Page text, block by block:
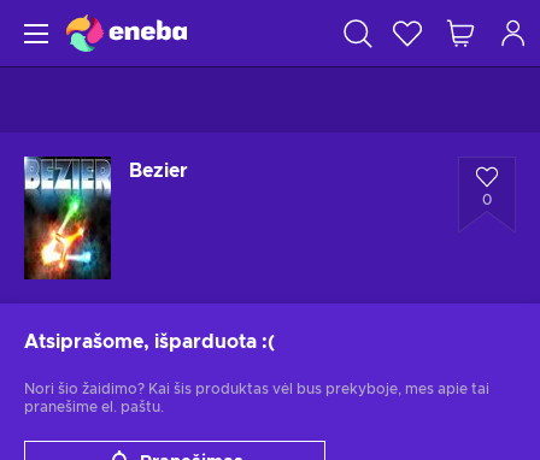
Bezier
0
Atsiprašome, išparduota :(
Nori šio žaidimo? Kai šis produktas vėl bus prekyboje, mes apie tai
pranešime el. paštu.